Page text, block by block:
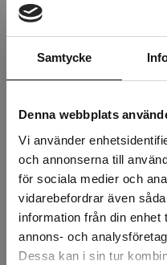
Samtycke
Denna webbplats
Vi använder
och annonserna till
för sociala medier och
vidarebefordrar även
information från din
annons- och
Dessa kan i sin tur
Artikelnr: 720230
Beställningsvara, 1-2v
Snabba leveranser
Kvalitetsprodukter
Över 30 år i branschen!
Lagerstatus